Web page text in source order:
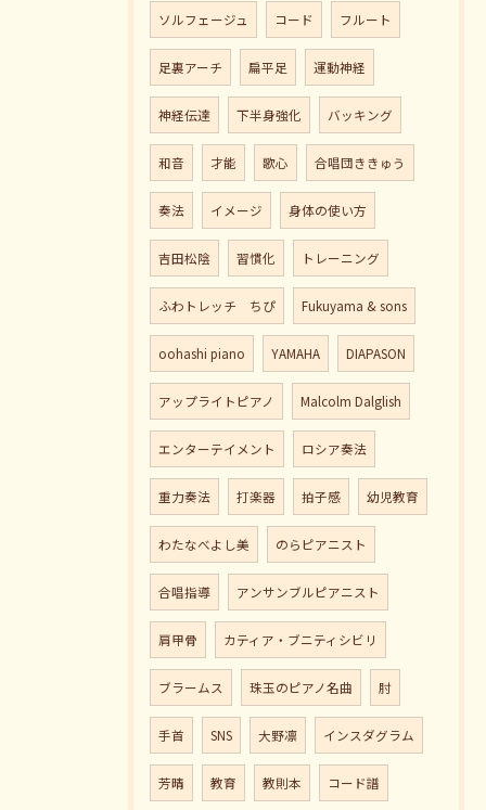
ソルフェージュ コード フルート
足裏アーチ 扁平足 運動神経
神経伝達 下半身強化 バッキング
和音 才能 歌心 合唱団ききゅう
奏法 イメージ 身体の使い方
吉田松陰 習慣化 トレーニング
ふわトレッチ ちぴ Fukuyama & sons
oohashi piano YAMAHA DIAPASON
アップライトピアノ Malcolm Dalglish
エンターテイメント ロシア奏法
重力奏法 打楽器 拍子感 幼児教育
わたなべよし美 のらピアニスト
合唱指導 アンサンブルピアニスト
肩甲骨 カティア・ブニティシビリ
ブラームス 珠玉のピアノ名曲 肘
手首 SNS 大野凛 インスダグラム
芳晴 教育 教則本 コード譜